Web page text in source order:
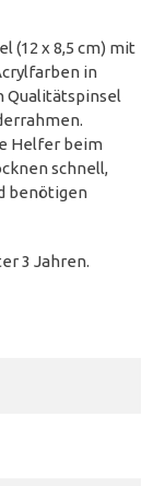
(12 x 8,5 cm) mit
in
Qualitätspinsel
Helfer beim
schnell,
benötigen
3 Jahren.